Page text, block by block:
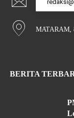
MATARAM,
BERITA